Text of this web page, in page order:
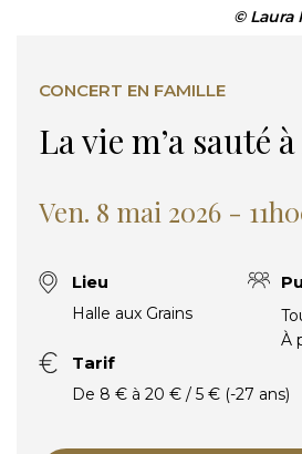
© Laura
La vie m’a sauté
CONCERT EN FAMILLE
Ven. 8 mai 2026 -
Lieu
Halle aux Grains
À
Tarif
De 8 € à 20 € / 5 € (-27 ans)